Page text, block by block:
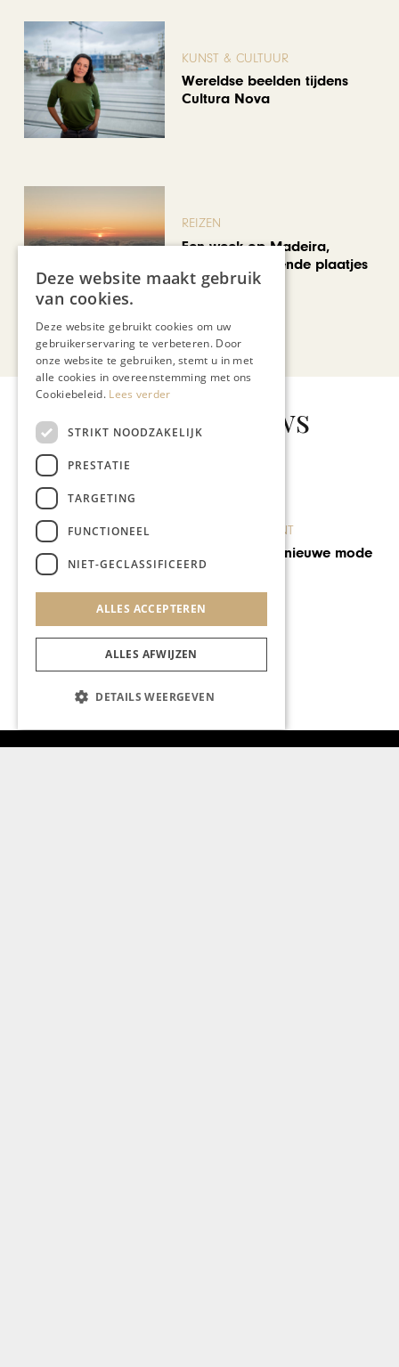
KUNST & CULTUUR
Wereldse beelden tijdens
Cultura Nova
REIZEN
Een week op Madeira,
voorbij de bekende plaatjes
Bekijk alle artikelen
Gerelateerd nieuws
Juridische tak breidt zich
verder uit
Deze website maakt gebruik
van cookies.
Deze website gebruikt cookies om uw
gebruikerservaring te verbeteren. Door
onze website te gebruiken, stemt u in met
alle cookies in overeenstemming met ons
Cookiebeleid. Lees verder
STRIKT NOODZAKELIJK
PRESTATIE
TARGETING
FUNCTIONEEL
NIET-GECLASSIFICEERD
ALLES ACCEPTEREN
ALLES AFWIJZEN
DETAILS WEERGEVEN